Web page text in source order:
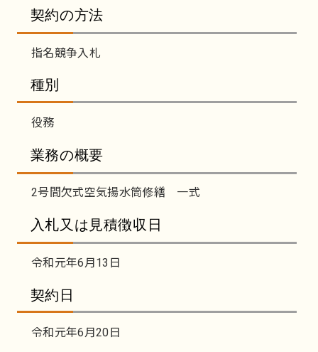
契約の方法
指名競争入札
種別
役務
業務の概要
2号間欠式空気揚水筒修繕 一式
入札又は見積徴収日
令和元年6月13日
契約日
令和元年6月20日